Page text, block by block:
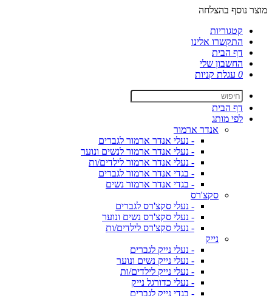
מוצר נוסף בהצלחה
קטגוריות
התקשרו אלינו
דף הבית
החשבון שלי
0 עגלת קניות
דף הבית
לפי מותג
אנדר ארמור
- נעלי אנדר ארמור לגברים
- נעלי אנדר ארמור לנשים ונוער
- נעלי אנדר ארמור לילדים/ות
- בגדי אנדר ארמור לגברים
- בגדי אנדר ארמור נשים
סקצ'רס
- נעלי סקצ'רס לגברים
- נעלי סקצ'רס נשים ונוער
- נעלי סקצ'רס לילדים/ות
נייק
- נעלי נייק לגברים
- נעלי נייק נשים ונוער
- נעלי נייק לילדים/ות
- נעלי כדורגל נייק
- בגדי נייק לגברים